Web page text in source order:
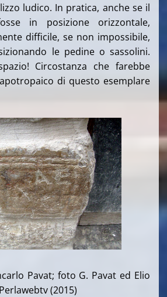
ludico. In pratica, anche se il
in posizione orizzontale,
difficile, se non impossibile,
le pedine o sassolini.
Circostanza che farebbe
di questo esemplare
Pavat; foto G. Pavat ed Elio
(2015)